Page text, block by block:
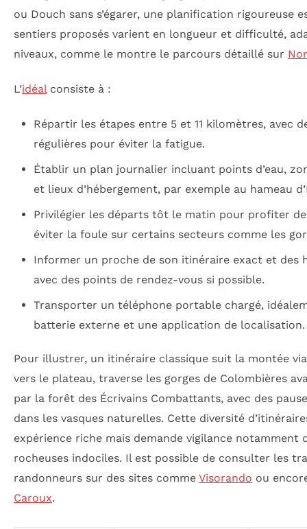
ou Douch sans s’égarer, une planification rigoureuse
sentiers proposés varient en longueur et difficulté,
niveaux, comme le montre le parcours détaillé sur
L’idéalconsiste à :
Répartir les étapes entre 5 et 11 kilomètres, avec
régulières pour éviter la fatigue.
Établir un plan journalier incluant points d’eau,
et lieux d’hébergement, par exemple au hameau
Privilégier les départs tôt le matin pour profiter
éviter la foule sur certains secteurs comme les
Informer un proche de son itinéraire exact et des
avec des points de rendez-vous si possible.
Transporter un téléphone portable chargé,
batterie externe et une application de localisation.
Pour illustrer, un itinéraire classique suit la montée via
vers le plateau, traverse les gorges de Colombières
par la forêt des Écrivains Combattants, avec des
dans les vasques naturelles. Cette diversité
expérience riche mais demande vigilance notamment
rocheuses indociles. Il est possible de consulter les
randonneurs sur des sites comme Visorando ou
Caroux.